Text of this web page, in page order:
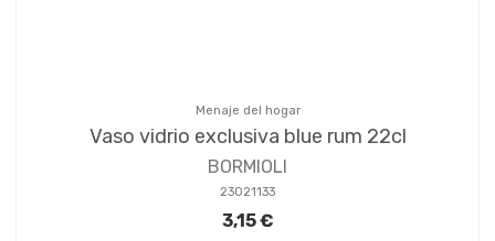
Menaje del hogar
Vaso vidrio exclusiva blue rum 22cl
BORMIOLI
23021133
3,15 €